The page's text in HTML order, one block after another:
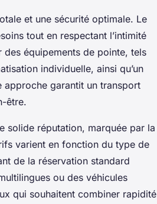
et une sécurité optimale. Le
tout en respectant l’intimité
des équipements de pointe, tels
individuelle, ainsi qu’un
approche garantit un transport
être.
solide réputation, marquée par la
varient en fonction du type de
de la réservation standard
ou des véhicules
qui souhaitent combiner rapidité